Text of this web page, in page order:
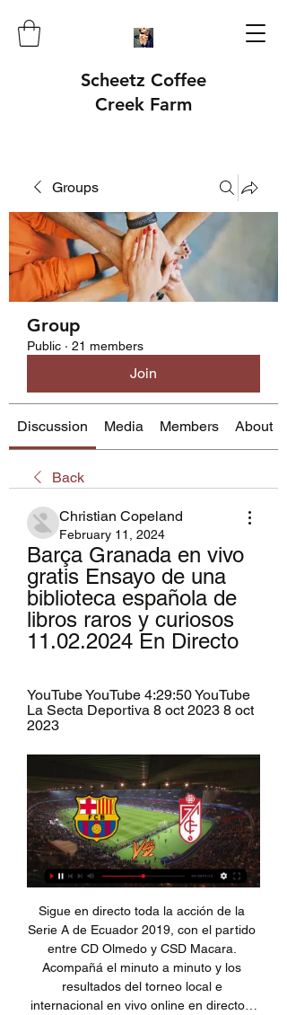
Scheetz Coffee
Creek Farm
Groups
Group
Public · 21 members
Join
Discussion Media Members About
Back
Christian Copeland
February 11, 2024
Barça Granada en vivo
gratis Ensayo de una
biblioteca española de
libros raros y curiosos
11.02.2024 En Directo
YouTube YouTube 4:29:50 YouTube
La Secta Deportiva 8 oct 2023 8 oct
2023
Sigue en directo toda la acción de la Serie A de Ecuador 2019, con el partido entre CD Olmedo y CSD Macara. Acompañá el minuto a minuto y los resultados del torneo local e internacional en vivo online en directo…

En medio del gran presente del Deportivo Cali en la Liga Águila, uno de los jugadores que se ha destacado por su gran presente es el defensor central Danny Rosero. Ha cumplido a cabalidad su función en la línea posterior y también ha aportado en el frente de ataque con goles importantes para el

Debido a la protección brindada por la Reserva Marina a ecosistemas y especies marinas, las Galápagos son uno de los pocos sitios en el mundo donde las poblaciones de tiburones se encuentran en un buen estado de conservación y representan una oportunidad única para su estudio.

Más información sobre el evento Elche vs Numancia que podrás ver por internet totalmente gratis. Elche y Numancia se verán las caras en la vigésimocuarta jornada de la Liga Adelante. El partido tendrá lugar en tierras alicantinas el próximo Sábado 6 de Febrero a partir de las 20:15 horas.

Con el triunfo, el Club América obtuvo un lugar en la Copa Mundial de Clubes de la FIFA 2016 y logró imponer a la vez, el récord como el equipo con más títulos a nivel de clubes del máximo certamen del área con siete; Y de paso en el primer equipo de la zona en alcanzar los 10 títulos internacionales. [102]

Sevilla - Barça de la Liga F: resumen, resultado, goles y hace 8 horas — Así hemos seguido, en directo, el minuto a minuto del Sevilla - FC Barcelona, partido de fútbol femenino correspondiente a la 17ª jornada de ...

Granada CF | La Liga Jornada 24 Compra aquí tus entradas para el partido de La Liga del FC Barcelona - Granada CF el Sun 11 Feb 2024, 20:00 GMT Seguimiento en directo; Estadísticas del ...

Advertencia Uso de Cookies. Para ayudarnos a mejorar este sitio web, personalizar tu experiencia y por motivos publicitarios, ¿estás de acuerdo con aceptar cookies y otras tecnologías?

la red en argentina. La Red Argentina es una de las más antiguas y extensas del mundo con 54 Alianzas y una presencia en 73 ciudades. Proporciona cursos de francés a más de 15.851 alumnos al año.

29,803 Views. Tele San Carlos Radio. Transmisión de Audio San Carlos vs Saprissa.. Tele San Carlos Radio Videos Transmisión Partido San Carlos vs Limón FC. English (US) · Español · Português (Brasil) · Français (France) · Deutsch.

Relato de Paulo Flores Universidad de Chile 1 - 0 Colo Colo #SúperClásicoXLaClave Transmisión en vivo desde https://www.youtube.com/watch?v=lDtoMqTKHao -- ra...

En 1942 es nombrado Gobernador del Distrito Federal; en 1943 Presidente del Estado Aragua y el 3 de diciembre de ese mismo año, es designado por tercera vez Director-Gerente de la Línea Aeropostal Venezolana, para el lapso de (1943-1945). El 27 de mayo de 1946, paso a la honrosa situación de retiro.

Sergio Pereira está en Facebook. Únete a Facebook para conectar con Sergio Pereira y otras personas que tal vez conozcas. Facebook da a la gente el poder...

redes locales bÁsico-medios de transmisiÓn adriana marcela reyes medinaescueladecienciasbÁsicas,tecnologÍaeingenierÍaredes locales bÁsicomedios de transmisiÓn …

Dónde ver en vivo y en directo online Granada vs 8 oct 2023 — Te contamos dónde ver en directo online el Granada vs. Barcelona de La Liga 2023-2024: Movistar, DAZN, canal de TV y streaming en vivo.

Cómo ver el Granada-Barça gratis y en directo - Crónica Global 8 oct 2023 — La más recomendable es pedir a un amigo que tenga contratado Movistar Plus su contraseña de Yomvi para poder ver el partido desde otro ...

deportivo caaguazú en Moopio.com. El exentrenador de River Plate, Daniel Farrar, se estrenó este sábado como técnico del 12 de Octubre, en la visita que el equipo itaugueño realizó al Fulgencio Yegros de Ñemby, por la 27ª fecha de la División Intermedia.

Stabæk vs Tromsø IL predictions and betting tips.. El avance de este partido ha expirado. Síguenos en las redes sociales para los pronósticos más recientes en el mundo del fútbol

Unilever produce y vende productos bajo el nombre de 400 marcas a nivel mundial. Dos mil millones de personas las utilizan diariamente. Aquí hay una selección de nuestras exclusivas marcas, disponibles en muchos países, acompañadas de las historias detras de ellas.

FC Barcelona vs Granada en vivo en directo online - Liga F 21 oct 2023 — Recibe las últimas novedades de Fútbol en Eurosport. Accede al FC Barcelona - Granada CF en directo en 21/10/2023.

Ver en vivo y en directo online FC Barcelona femenino vs. 18 oct 2023 — Barcelona vs Granada FemininoBarcelonaGranada FemininoLiga F. El gratuita en streaming en su canal de Youtube sobre fútbol femenino como ...

Veracruz y Tigres inician la actividad de la Jornada 16 del Apertura 2015; Checa a qué hora y cómo seguir a Veracruz vs Tigres en vivo por internet.

El conjunto Sabalero enfrentará esta tarde a las 18 a Gimnasia y Esgrima La Plata en el Cementerio de los Elefantes. Los dirigidos por Franco, deberán ganar y especular que Defensa y Justicia o Argentinos no sumen de a tres para poder clasificar a la Liguilla. SOL 91.5 comenzará la previa a las 16 con […]

pareja real grabada en un club de intercambios:. en el sexo también sucede esto y un buen sitio para descubrir a nuevos portentos del porno puede ser un club de intercambios de parejas.. ella era la reina de las dobles penetraciones y había que pedir hasta cita para poder ver el espectáculo en directo.

América Central podría ser divida en dos, según distintos autores. Según esta versión, en este lugar del continente americano existen países que se encuentran en la «América Central» propiamente dicha, mientras que otros se ubican en lo que algunos llaman la región del «Mar Caribe» o «Antillas», considerándolos como un grupo aparte.

Segunda B-Grupo IV. Balompédica Linense-Real Murcia - domingo 3/11/2019 PARTIDO: domingo 3/11/2019 - 17:00 ESTADIO: Municipal de La Línea de la Concepción Resultado Previo Linense. Real Murcia C.F. 0 0. Desde sus pantallas podrán seguir en directo el partido del Linense - Real Murcia. KARMA DEL ÁRBITRO. García Gómez. 0 votos.

Últimas noticias de Huracán vs Boca Juniors. Mantente informado con las últimas noticias, videos y fotos de Huracán vs Boca Juniors que te brinda Univision | TUDN

Barça contra Granada en vivo online Guillermo Tell hace 47 minutos — hace 6 horas — Conoce el horario y el canal de televisión para ver en directo el Barcelona - Granada de la jornada 24 de la Liga EA Sports.

Jugar Minecraft Block Story Gratis. Eres un explorador y vas a recorrer el increíble mundo de Minecraft. En tu exploración vas a recolectar recursos naturales esenciales, cazar animales, explotar minas ricas junto con la búsqueda de tesoros también vas a construir hermosas estructuras.

¿Cómo llegar a Avenida Rivadavia / José León Suárez en Colectivo? Pulsa en la ruta de Colectivo para ver indicaciones paso a paso con mapas, tiempos de llegada de línea y horarios actualizados.

Talleres fue sorprendido este lunes por Almagro, que lo venció por 1 a 0, y quedó eliminado de la Copa Argentina. "El Tricolor", en tanto, avanzó a los cuartos de final del certamen, instancia en la que se medirá con River Plate.

La Hacienda Panoaya está situada en Amecameca de Juárez, a 50 km de Ciudad de México, y ofrece terraza y 2 piscinas al aire libre,. Castillo de los Venados. No uses lenguaje vulgar o insultos de forma directa o indirecta en ningún idioma.

que sepa la subversiÓn internacional que ocupa el gobierno de la repÚblica al dÍa de la fecha, que fuimos, somos y seremos muchos los peronistas que estamos a favor del golpe de 1976 por la lucha contra la subversiÓn (y solamente en contra del modelo econÓmico del miserable de martÍnez de hoz), y que el golpe no fue contra isabel perÓn.

Consultas en Línea Consulte: Verifique la vigencia de la firma electrónica de un documento emitido en el Conservador, como la integridad y autenticidad del mismo. Jurisdicción. Comunas que atiende el Conservador de Bienes Raíces de Santiago . Más info. Contacto; Morandé 440, Santiago

Con récord de cuadrangulares, Tigres de Quintana Roo venció a los Sultanes de Monterrey en el inicio de la serie entre ambas novenas en el estadio Beto Ávila de Cancún. Cancún, Quintana Roo (www.tigresqr.mx / Pablo Grajales) 15 de abril.- Jorge Vázquez, Jorge Cantú y Alex Liddi detonaron cuadrangulares espalda, con espalda, con espalda.

Barcelona vs Granada Ver | Group hace 2 horas — Barcelona vs Granada Ver EN VIVO y en DIRECTO ONLINE FC Barcelona Barça contra Granada en vivo gratis LA hace 2 horas — GRANADA vs FC ...

Academia Cantolao Alianza Universidad De Huanuco en directo: Consulta el resultado del partido Academia Cantolao Alianza Universidad De Huanuco en vivo y sigue el marcador en directo gracias a nuestro livescore. Partido Primera División, Apertura jugado el 13/07/19 22:45

Outletbebe.es, tu tienda de bebés online de confianza. Con más de 20,000 artículos para el bebé y productos de puericultura, Outletbebe.es destaca como la mayor tienda de bebés online

Informacion de Servicios, Ramales y Recorridos de la Linea 237 de Colectivos en Gran Buenos Aires que une los barrios de Liniers, Caseros, Saenz Peña, Villa Ballester, Saenz Peña, San Martin, Jose Leon Suarez, Villa Lanzone y lo brinda la empresa Transportes Villa Ballester S.A.C.I..

Ver en vivo transmisión El Salvador vs Trinidad y Tobago partido de NORTE, CENTROAMÉRICA Y CARIBE - Copa de Oro online hoy Lunes 08 de Julio 2013 - Canales Transmisiones online El Salvador vs Trinidad y Tobago Lunes 08 de Julio 2013 horarios por país - Los goles y jugadas highlights El Salvador vs Trinidad y Tobago NORTE, CENTROAMÉRICA Y CARIBE - Copa de Oro Lunes 08 de Julio 2013 video.

Técnico Universitario vs Emelec se enfrentan en vivo desde las 19h30 por la fecha 19 de la Serie A jugándose en el Estadio Bellavista de Ambato, con arbitraje principal de Marlon Vera siendo transmitido por el canal autorizado GolTV Ec